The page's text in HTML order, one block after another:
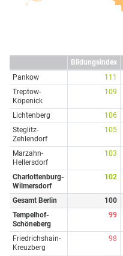
Bildungsindex
Pankow
111
Treptow-
Köpenick
109
Lichtenberg 106
Steglitz-
Zehlendorf
105
Marzahn-
Hellersdorf
103
Charlottenburg-
Wilmersdorf
102
Gesamt Berlin 100
Tempelhof-
Schöneberg
99
Friedrichshain-
Kreuzberg
98